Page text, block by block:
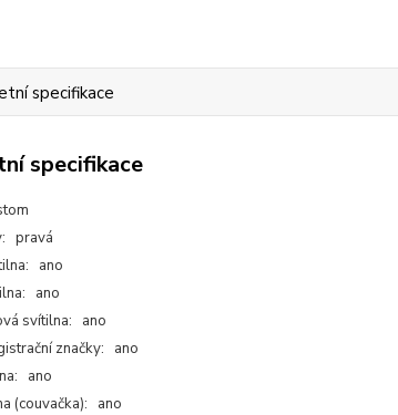
specifikace
specifikace
pravá
ano
ano
svítilna: ano
značky: ano
ano
(couvačka): ano